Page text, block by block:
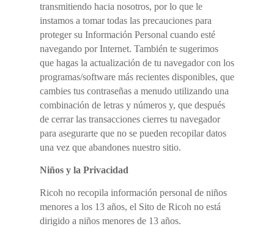
transmitiendo hacia nosotros, por lo que le
instamos a tomar todas las precauciones para
proteger su Información Personal cuando esté
navegando por Internet. También te sugerimos
que hagas la actualización de tu navegador con los
programas/software más recientes disponibles, que
cambies tus contraseñas a menudo utilizando una
combinación de letras y números y, que después
de cerrar las transacciones cierres tu navegador
para asegurarte que no se pueden recopilar datos
una vez que abandones nuestro sitio.
Niños y la Privacidad
Ricoh no recopila información personal de niños
menores a los 13 años, el Sito de Ricoh no está
dirigido a niños menores de 13 años.